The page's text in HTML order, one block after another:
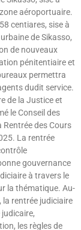
aéroportuaire.
centiares, sise à
de Sikasso,
de nouveaux
pénitentiaire et
permettra
dudit service.
de la Justice et
le Conseil des
Rentrée des Cours
La rentrée
gouvernance
à travers le
la thématique. Au-
la rentrée judiciaire
judicaire,
les règles de